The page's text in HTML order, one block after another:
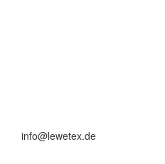
info@lewetex.de